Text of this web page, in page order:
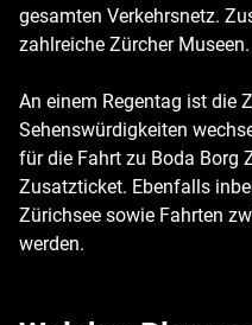
gesamten Verkehrsnetz.
zahlreiche Zürcher Museen.
An einem Regentag ist die
Sehenswürdigkeiten
für die Fahrt zu Boda Borg
Zusatzticket. Ebenfalls
Zürichsee sowie Fahrten
werden.